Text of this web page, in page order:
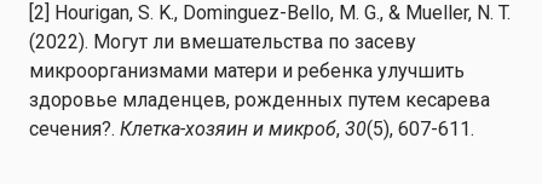
[2] Hourigan, S. K., Dominguez-Bello, M. G., & Mueller, N. T.
(2022). Могут ли вмешательства по засеву
микроорганизмами матери и ребенка улучшить
здоровье младенцев, рожденных путем кесарева
сечения?. Клетка-хозяин и микроб, 30(5), 607-611.